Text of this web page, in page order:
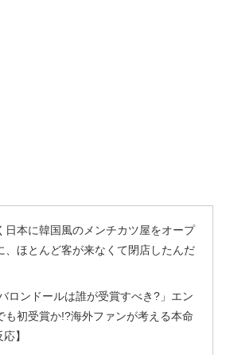
日本に韓国風のメンチカツ屋をオープ
、ほとんど客が来なくて閉店したんだ
ロンドールは誰が受賞すべき?」エン
も初受賞か!?海外ファンが考える本命
】